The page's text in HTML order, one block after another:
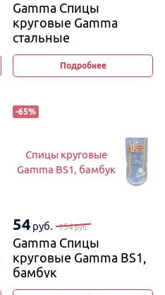
Gamma Спицы
круговые Gamma
стальные
на металлической
Подробнее
-65%
Спицы круговые
Gamma BS1, бамбук
54 руб. 154руб.
Gamma Спицы
круговые Gamma BS1,
бамбук